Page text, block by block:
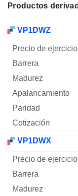
Productos
Mnemo
VP1DWZ
VP1DWX